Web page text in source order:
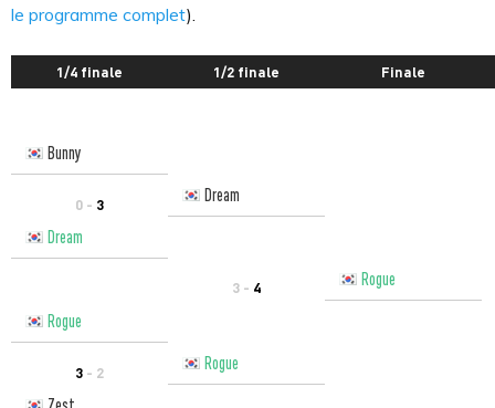
le programme complet).
1/4 finale 1/2 finale Finale
Bunny
0 - 3
Dream
Dream
3 - 4
Rogue
Rogue
3 - 2
Rogue